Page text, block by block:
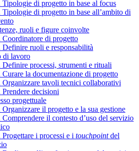
Tipologie di progetto in base al focus
Tipologie di progetto in base all’ambito di
ruoli e figure coinvolte
Coordinatore di progetto
Definire ruoli e responsabilità
di lavoro
Definire processi, strumenti e rituali
Curare la documentazione di progetto
Organizzare tavoli tecnici collaborativi
Prendere decisioni
progettuale
Organizzare il progetto e la sua gestione
Comprendere il contesto d’uso del servizio
Progettare i processi e i touchpointdel